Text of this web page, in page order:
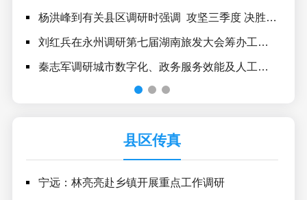
杨洪峰到有关县区调研时强调 攻坚三季度 决胜全年度努力实现“十五五”良好开局
刘红兵在永州调研第七届湖南旅发大会筹办工作时强调
秦志军调研城市数字化、政务服务效能及人工智能应用推广工作
县区传真
宁远：林亮亮赴乡镇开展重点工作调研